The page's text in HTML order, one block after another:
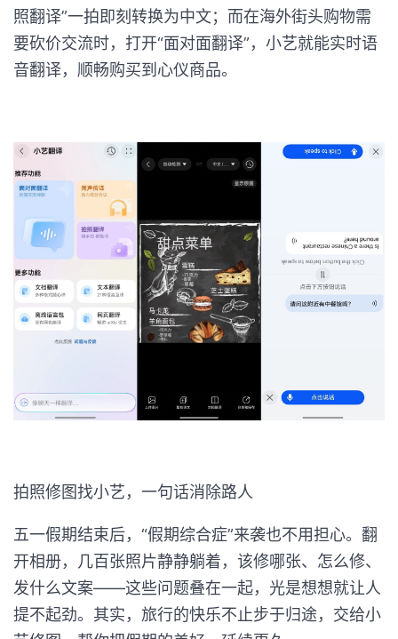
照翻译”一拍即刻转换为中文；而在海外街头购物需
要砍价交流时，打开“面对面翻译”，小艺就能实时语
音翻译，顺畅购买到心仪商品。
拍照修图找小艺，一句话消除路人
五一假期结束后，“假期综合症”来袭也不用担心。翻
开相册，几百张照片静静躺着，该修哪张、怎么修、
发什么文案——这些问题叠在一起，光是想想就让人
提不起劲。其实，旅行的快乐不止步于归途，交给小